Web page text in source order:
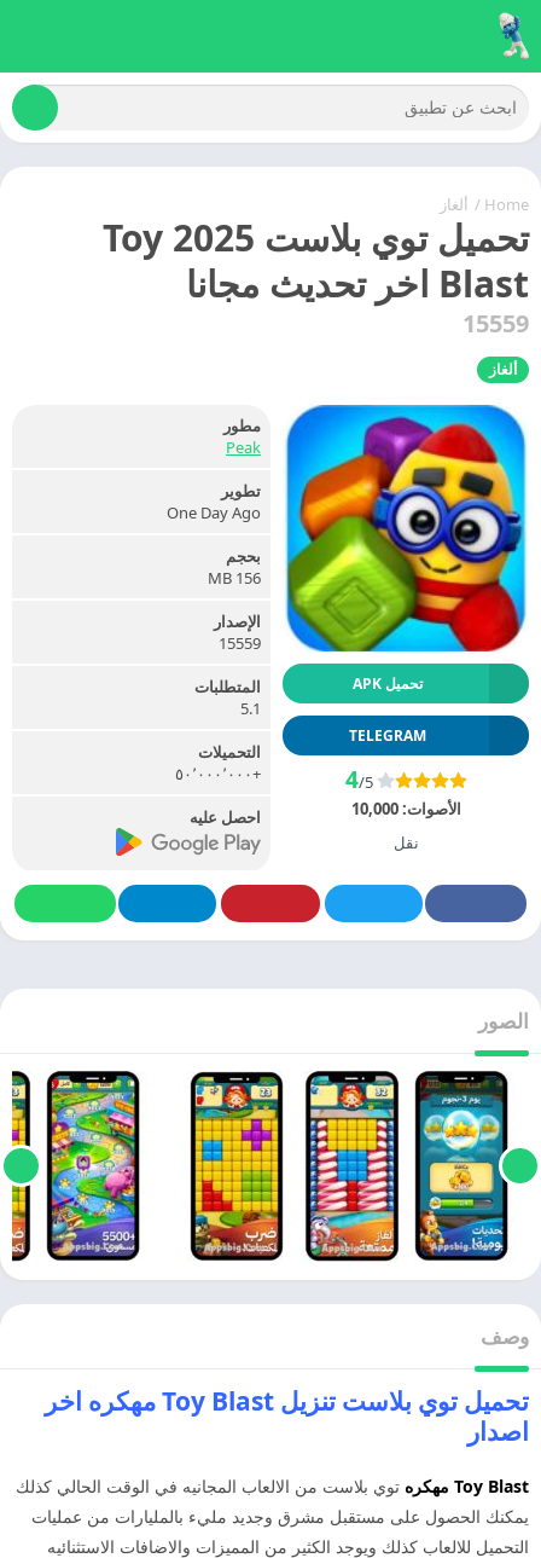
Home
/ ألغاز
تحميل توي بلاست 2025 Toy
Blast اخر تحديث مجانا
15559
ألغاز
تحميل APK
TELEGRAM
4/5
الأصوات:10,000
نقل
مطور
Peak
تطوير
One Day Ago
بحجم
156 MB
الإصدار
15559
المتطلبات
5.1
التحميلات
+٥٠٬٠٠٠٬٠٠٠
احصل عليه
الصور
وصف
تحميل توي بلاست تنزيل Toy Blast مهكره اخر
اصدار
Toy Blast مهكره توي بلاست من الالعاب المجانيه في الوقت الحالي كذلك
يمكنك الحصول على مستقبل مشرق وجديد مليء بالمليارات من عمليات
التحميل للالعاب كذلك ويوجد الكثير من المميزات والاضافات الاستثنائيه